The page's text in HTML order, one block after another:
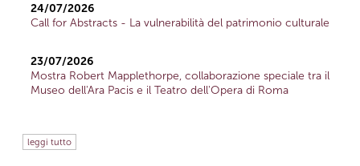
24/07/2026
Call for Abstracts - La vulnerabilità del patrimonio culturale
23/07/2026
Mostra Robert Mapplethorpe, collaborazione speciale tra il
Museo dell'Ara Pacis e il Teatro dell'Opera di Roma
leggi tutto